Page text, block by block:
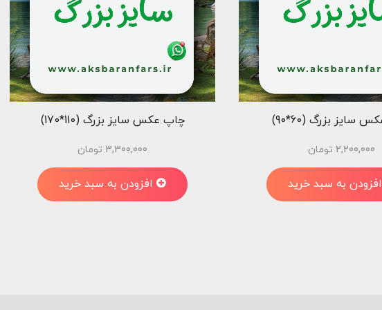
سایز بزرگ (60*90)
2,200,000 تومان
افزودن به سبد خرید
چاپ عکس سایز بزرگ (110*170)
3,300,000 تومان
افزودن به سبد خرید